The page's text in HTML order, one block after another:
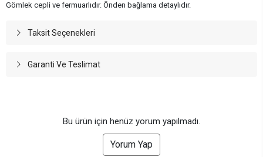
Gömlek cepli ve fermuarlıdır. Önden bağlama detaylıdır.
Taksit Seçenekleri
Garanti Ve Teslimat
Bu ürün için henüz yorum yapılmadı.
Yorum Yap